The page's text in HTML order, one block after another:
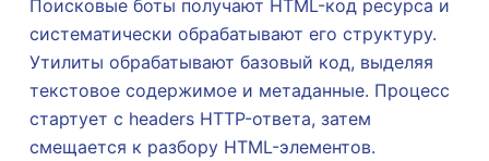
Поисковые боты получают HTML-код ресурса и
систематически обрабатывают его структуру.
Утилиты обрабатывают базовый код, выделяя
текстовое содержимое и метаданные. Процесс
стартует с headers HTTP-ответа, затем
смещается к разбору HTML-элементов.